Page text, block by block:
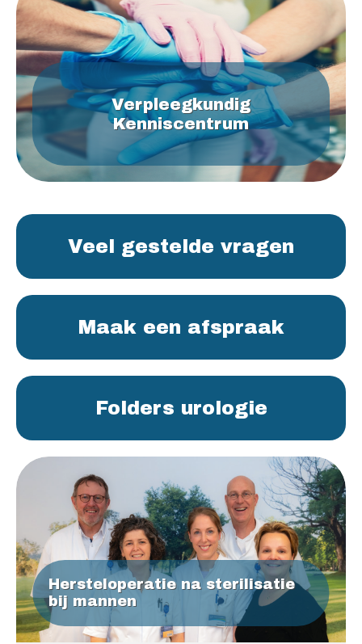
Verpleegkundig
Kenniscentrum
Veel gestelde vragen
Maak een afspraak
Folders urologie
Hersteloperatie na sterilisatie
bij mannen